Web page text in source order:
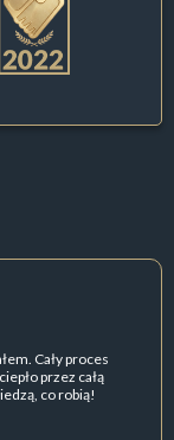
Cały proces
przez całą
co robią!